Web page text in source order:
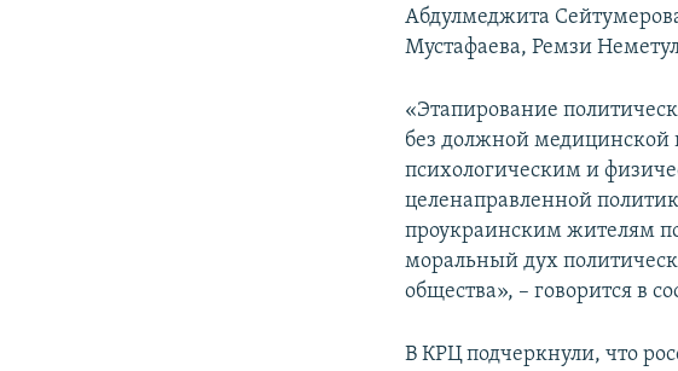
Абдулмеджита
Мустафаева, Ремзи
«Этапирование
без должной
психологическим и
целенаправленной
проукраинским жителям
моральный дух
общества», – говорится в
В КРЦ подчеркнули, что